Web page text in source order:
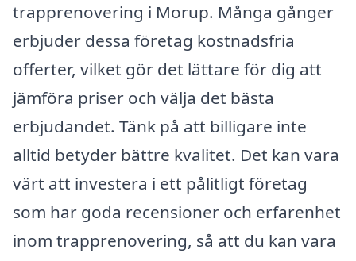
trapprenovering i Morup. Många gånger
erbjuder dessa företag kostnadsfria
offerter, vilket gör det lättare för dig att
jämföra priser och välja det bästa
erbjudandet. Tänk på att billigare inte
alltid betyder bättre kvalitet. Det kan vara
värt att investera i ett pålitligt företag
som har goda recensioner och erfarenhet
inom trapprenovering, så att du kan vara